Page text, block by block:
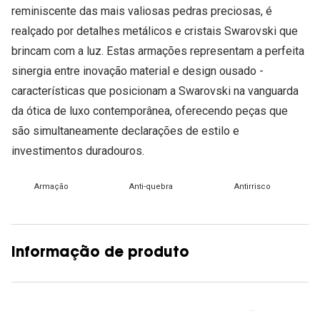
reminiscente das mais valiosas pedras preciosas, é
realçado por detalhes metálicos e cristais Swarovski que
brincam com a luz. Estas armações representam a perfeita
sinergia entre inovação material e design ousado -
características que posicionam a Swarovski na vanguarda
da ótica de luxo contemporânea, oferecendo peças que
são simultaneamente declarações de estilo e
investimentos duradouros.
Armação Anti-quebra Antirrisco
Informação de produto